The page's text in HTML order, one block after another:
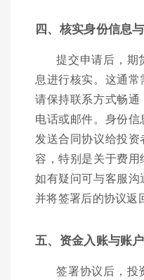
四、核实身份信息
提交申请后，期
息进行核实。这通
请保持联系方式畅
电话或邮件。身份
发送合同协议给投
容，特别是关于费用
如有疑问可与客服沟
并将签署后的协议返
五、资金入账与账
签署协议后，投